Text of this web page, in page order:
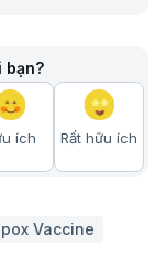
bạn?
ích Rất hữu ích
Vaccine